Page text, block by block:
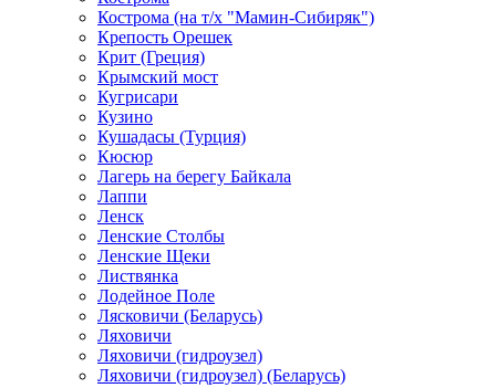
Кострома (на т/х "Мамин-Сибиряк")
Крепость Орешек
Крит (Греция)
Крымский мост
Кугрисари
Кузино
Кушадасы (Турция)
Кюсюр
Лагерь на берегу Байкала
Лаппи
Ленск
Ленские Столбы
Ленские Щеки
Листвянка
Лодейное Поле
Лясковичи (Беларусь)
Ляховичи
Ляховичи (гидроузел)
Ляховичи (гидроузел) (Беларусь)